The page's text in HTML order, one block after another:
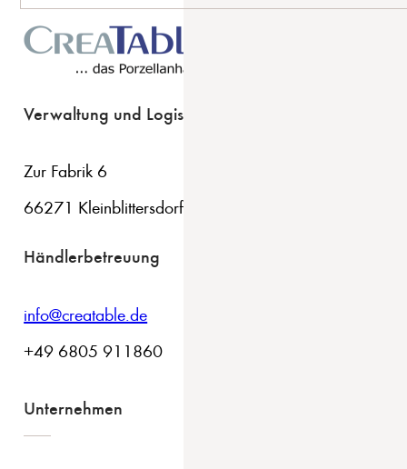
Verwaltung und Logistik
Zur Fabrik 6
66271 Kleinblittersdorf
Händlerbetreuung
info@creatable.de
+49 6805 911860
Unternehmen